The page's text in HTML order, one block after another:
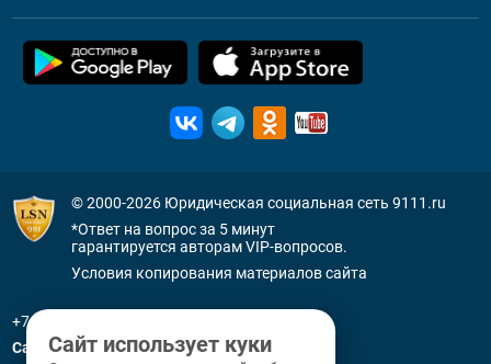
© 2000-2026 Юридическая социальная сеть 9111.ru
*Ответ на вопрос за 5 минут
гарантируется авторам VIP-вопросов.
Условия копирования материалов сайта
+7 (800) 505-91-11
Санкт-Петербург
Сайт использует куки